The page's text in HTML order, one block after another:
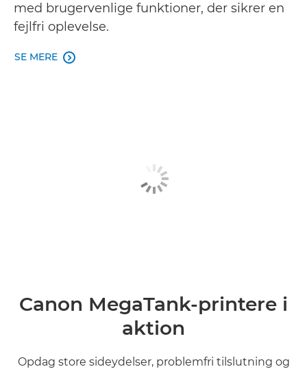
med brugervenlige funktioner, der sikrer en
fejlfri oplevelse.
SE MERE 
Canon MegaTank-printere i
aktion
Opdag store sideydelser, problemfri tilslutning og